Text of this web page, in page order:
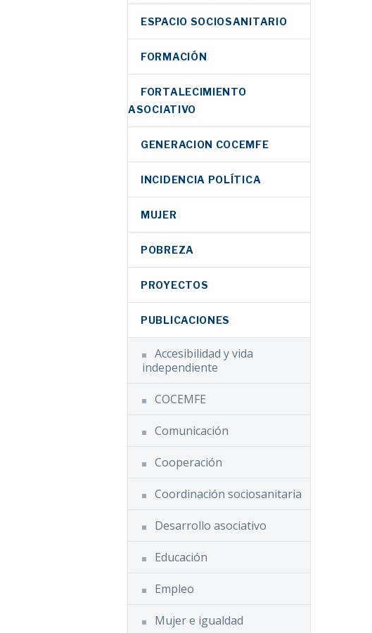
ESPACIO SOCIOSANITARIO
FORMACIÓN
FORTALECIMIENTO
ASOCIATIVO
GENERACION COCEMFE
INCIDENCIA POLÍTICA
MUJER
POBREZA
PROYECTOS
PUBLICACIONES
Accesibilidad y vida
independiente
COCEMFE
Comunicación
Cooperación
Coordinación sociosanitaria
Desarrollo asociativo
Educación
Empleo
Mujer e igualdad